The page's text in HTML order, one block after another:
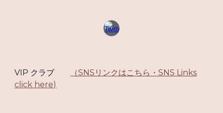
VIP クラブ
（SNSリンクはこちら・SNS Links
click here)